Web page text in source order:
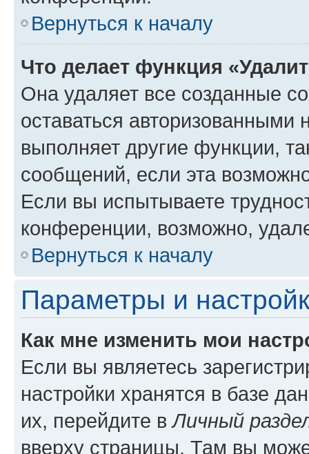
Вернуться к началу
Что делает функция
Она удаляет все созданные
оставаться авторизованными
выполняет другие функции,
сообщений, если эта
Если вы испытываете
конференции, возможно,
Вернуться к началу
Параметры и
Как мне изменить мои
Если вы являетесь
настройки хранятся в базе
их, перейдите вЛичный
вверху страницы. Там вы